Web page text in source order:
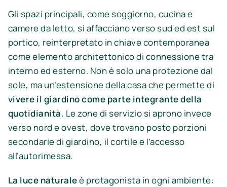
Gli spazi principali, come soggiorno, cucina e
camere da letto, si affacciano verso sud ed est sul
portico, reinterpretato in chiave contemporanea
come elemento architettonico di connessione tra
interno ed esterno. Non è solo una protezione dal
sole, ma un’estensione della casa che permette di
vivere il giardino come parte integrante della
quotidianità. Le zone di servizio si aprono invece
verso nord e ovest, dove trovano posto porzioni
secondarie di giardino, il cortile e l’accesso
all’autorimessa.
La luce naturaleè protagonista in ogni ambiente: